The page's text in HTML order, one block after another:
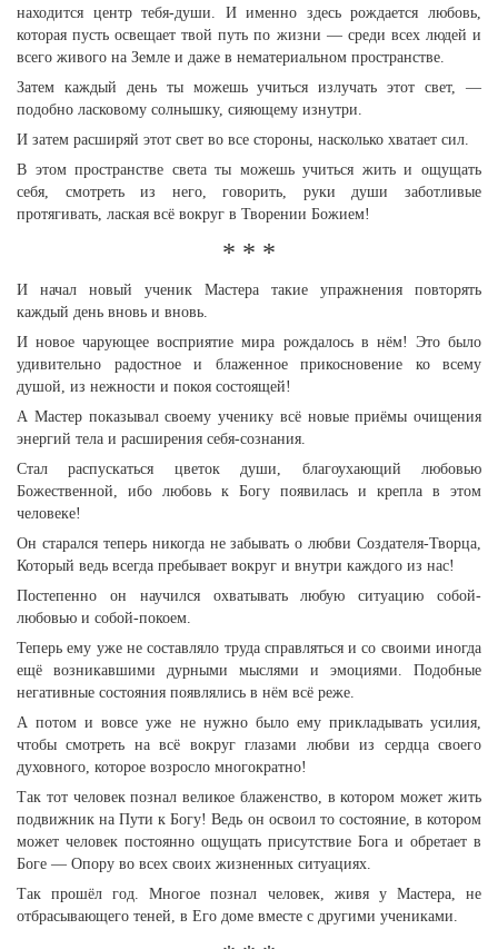
находится центр тебя-души. И именно здесь рождается любовь,
которая пусть освещает твой путь по жизни — среди всех людей и
всего живого на Земле и даже в нематериальном пространстве.
Затем каждый день ты можешь учиться излучать этот свет, —
подобно ласковому солнышку, сияющему изнутри.
И затем расширяй этот свет во все стороны, насколько хватает сил.
В этом пространстве света ты можешь учиться жить и ощущать
себя, смотреть из него, говорить, руки души заботливые
протягивать, лаская всё вокруг в Творении Божием!
* * *
И начал новый ученик Мастера такие упражнения повторять
каждый день вновь и вновь.
И новое чарующее восприятие мира рождалось в нём! Это было
удивительно радостное и блаженное прикосновение ко всему
душой, из нежности и покоя состоящей!
А Мастер показывал своему ученику всё новые приёмы очищения
энергий тела и расширения себя-сознания.
Стал распускаться цветок души, благоухающий любовью
Божественной, ибо любовь к Богу появилась и крепла в этом
человеке!
Он старался теперь никогда не забывать о любви Создателя-Творца,
Который ведь всегда пребывает вокруг и внутри каждого из нас!
Постепенно он научился охватывать любую ситуацию собой-
любовью и собой-покоем.
Теперь ему уже не составляло труда справляться и со своими иногда
ещё возникавшими дурными мыслями и эмоциями. Подобные
негативные состояния появлялись в нём всё реже.
А потом и вовсе уже не нужно было ему прикладывать усилия,
чтобы смотреть на всё вокруг глазами любви из сердца своего
духовного, которое возросло многократно!
Так тот человек познал великое блаженство, в котором может жить
подвижник на Пути к Богу! Ведь он освоил то состояние, в котором
может человек постоянно ощущать присутствие Бога и обретает в
Боге — Опору во всех своих жизненных ситуациях.
Так прошёл год. Многое познал человек, живя у Мастера, не
отбрасывающего теней, в Его доме вместе с другими учениками.